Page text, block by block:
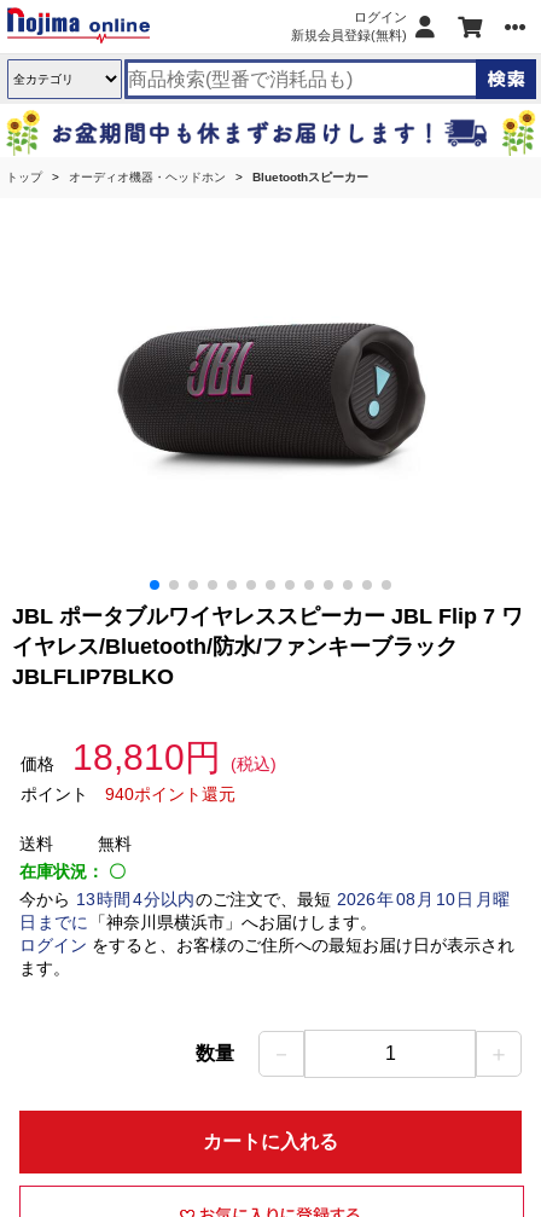
ログイン
新規会員登録(無料)
トップ オーディオ機器・ヘッドホン Bluetoothスピーカー
JBL ポータブルワイヤレススピーカー JBL Flip 7 ワ
イヤレス/Bluetooth/防水/ファンキーブラック
JBLFLIP7BLKO
価格 18,810円
(税込)
ポイント
940ポイント還元
送料
無料
在庫状況： 〇
今から 13時間 4分以内のご注文で、最短 2026年08 月 10日月曜
日 までに 「神奈川県横浜市」 へお届けします。
ログイン をすると、お客様のご住所への最短お届け日が表示され
ます。
数量 － 1 ＋
カートに入れる